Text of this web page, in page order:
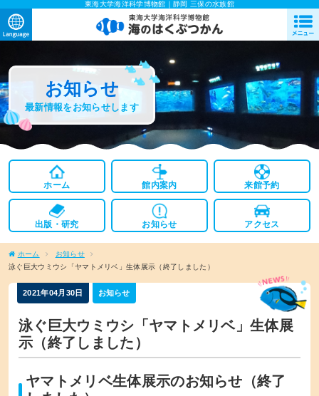
東海大学海洋科学博物館｜静岡 三保の水族館
お知らせ
最新情報をお知らせします
ホーム 館内案内 来館予約
出版・研究 お知らせ アクセス
ホーム
お知らせ
泳ぐ巨大ウミウシ「ヤマトメリベ」生体展示（終了しました）
2021年04月30日 お知らせ
泳ぐ巨大ウミウシ「ヤマトメリベ」生体展
示（終了しました）
ヤマトメリベ生体展示のお知らせ（終了